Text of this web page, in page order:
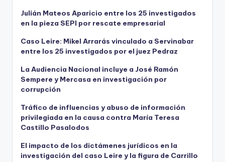
Julián Mateos Aparicio entre los 25 investigados
en la pieza SEPI por rescate empresarial
Caso Leire: Mikel Arrarás vinculado a Servinabar
entre los 25 investigados por el juez Pedraz
La Audiencia Nacional incluye a José Ramón
Sempere y Mercasa en investigación por
corrupción
Tráfico de influencias y abuso de información
privilegiada en la causa contra María Teresa
Castillo Pasalodos
El impacto de los dictámenes jurídicos en la
investigación del caso Leire y la figura de Carrillo